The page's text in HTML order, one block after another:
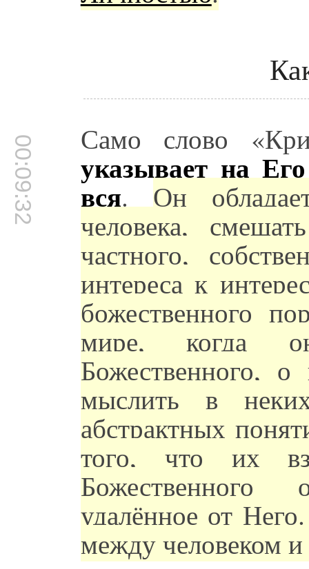
00:09:32 Само слово
указывает на
вся. Он
человека,
частного,
интереса к
божественного
мире, когда
Божественного,
мыслить в
абстрактных
того, что их
Божественного
удалённое от
между человеком